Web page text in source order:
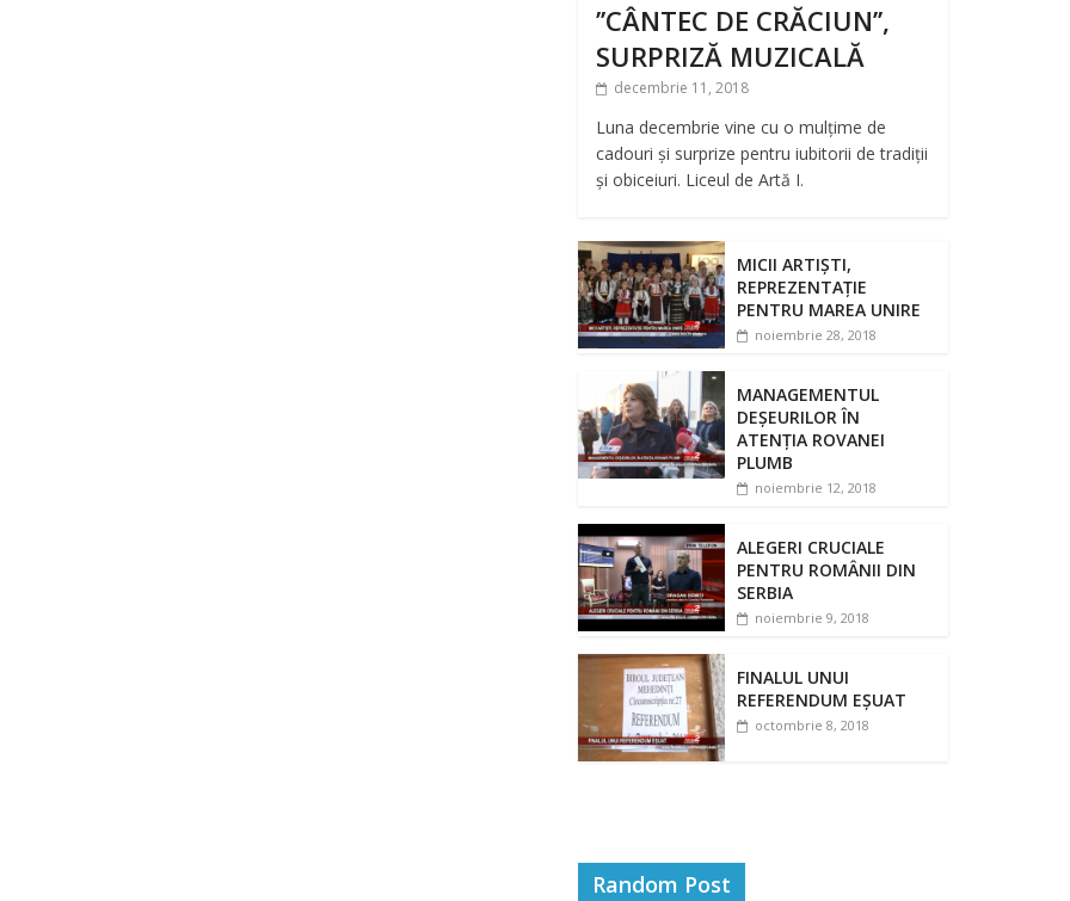
’’CÂNTEC DE CRĂCIUN’’,
SURPRIZĂ MUZICALĂ
decembrie 11, 2018
Luna decembrie vine cu o mulțime de
cadouri și surprize pentru iubitorii de tradiții
și obiceiuri. Liceul de Artă I.
MICII ARTIȘTI,
REPREZENTAȚIE
PENTRU MAREA UNIRE
noiembrie 28, 2018
MANAGEMENTUL
DEȘEURILOR ÎN
ATENȚIA ROVANEI
PLUMB
noiembrie 12, 2018
ALEGERI CRUCIALE
PENTRU ROMÂNII DIN
SERBIA
noiembrie 9, 2018
FINALUL UNUI
REFERENDUM EȘUAT
octombrie 8, 2018
Random Post